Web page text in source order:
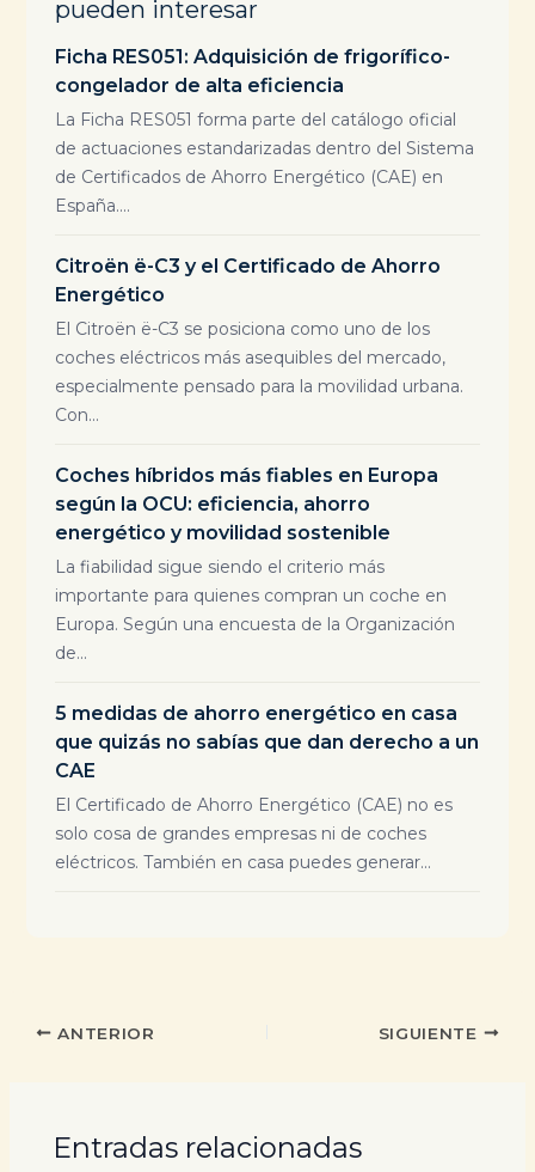
pueden interesar
Ficha RES051: Adquisición de frigorífico-
congelador de alta eficiencia
La Ficha RES051 forma parte del catálogo oficial
de actuaciones estandarizadas dentro del Sistema
de Certificados de Ahorro Energético (CAE) en
España....
Citroën ë-C3 y el Certificado de Ahorro
Energético
El Citroën ë-C3 se posiciona como uno de los
coches eléctricos más asequibles del mercado,
especialmente pensado para la movilidad urbana.
Con...
Coches híbridos más fiables en Europa
según la OCU: eficiencia, ahorro
energético y movilidad sostenible
La fiabilidad sigue siendo el criterio más
importante para quienes compran un coche en
Europa. Según una encuesta de la Organización
de...
5 medidas de ahorro energético en casa
que quizás no sabías que dan derecho a un
CAE
El Certificado de Ahorro Energético (CAE) no es
solo cosa de grandes empresas ni de coches
eléctricos. También en casa puedes generar...
ANTERIOR SIGUIENTE
Entradas relacionadas